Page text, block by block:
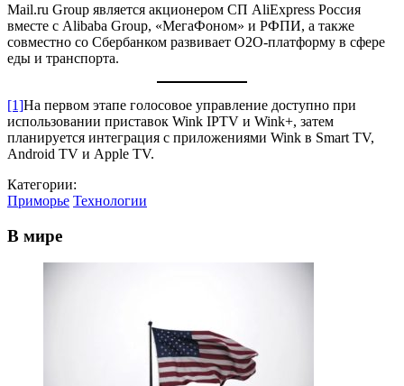
Mail.ru Group является акционером СП AliExpress Россия
вместе с Alibaba Group, «МегаФоном» и РФПИ, а также
совместно со Сбербанком развивает O2O-платформу в сфере
еды и транспорта.
[1]На первом этапе голосовое управление доступно при
использовании приставок Wink IPTV и Wink+, затем
планируется интеграция с приложениями Wink в Smart TV,
Android TV и Apple TV.
Категории:
Приморье Технологии
В мире